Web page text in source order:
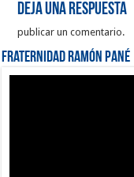
Deja una respuesta
publicar un comentario.
Fraternidad Ramón Pané